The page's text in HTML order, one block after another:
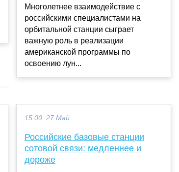
Многолетнее взаимодействие с
российскими специалистами на
орбитальной станции сыграет
важную роль в реализации
американской программы по
освоению лун...
15:00, 27 Май
Российские базовые станции
сотовой связи: медленнее и
дороже